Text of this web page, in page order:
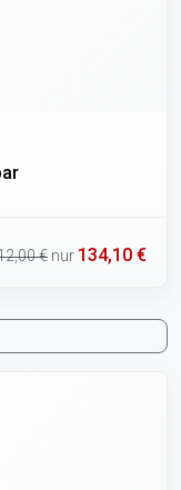
€ nur 134,10 €